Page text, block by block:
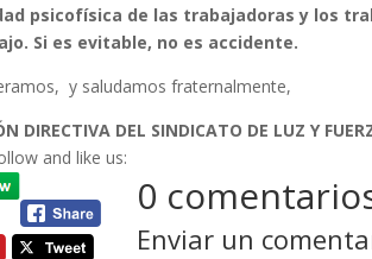
psicofísica de las trabajadoras y los
Si es evitable, no es accidente.
y saludamos fraternalmente,
DIRECTIVA DEL SINDICATO DE LUZ Y
and like us:
0
Enviar un